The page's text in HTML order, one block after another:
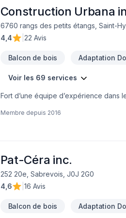
Construction Urbana
6760 rangs des petits étangs, Saint-
4,4
22 Avis
Balcon de bois Adaptation
Voir les 69 services
Fort d’une équipe d’expérience dans
résidentiel ou commercial de manière
nos clients, afin de gagner et garder
Membre depuis 2016
Pat-Céra inc.
252 20e, Sabrevois, J0J 2G0
4,6
16 Avis
Balcon de bois Adaptation